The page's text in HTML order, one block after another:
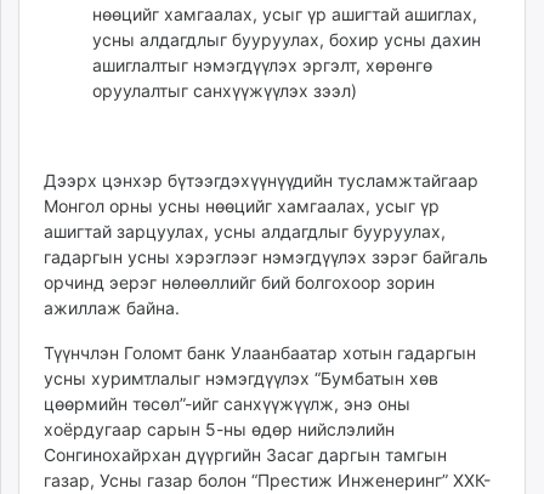
нөөцийг хамгаалах, усыг үр ашигтай ашиглах,
усны алдагдлыг бууруулах, бохир усны дахин
ашиглалтыг нэмэгдүүлэх эргэлт, хөрөнгө
оруулалтыг санхүүжүүлэх зээл)
Дээрх цэнхэр бүтээгдэхүүнүүдийн тусламжтайгаар
Монгол орны усны нөөцийг хамгаалах, усыг үр
ашигтай зарцуулах, усны алдагдлыг бууруулах,
гадаргын усны хэрэглээг нэмэгдүүлэх зэрэг байгаль
орчинд эерэг нөлөөллийг бий болгохоор зорин
ажиллаж байна.
Түүнчлэн Голомт банк Улаанбаатар хотын гадаргын
усны хуримтлалыг нэмэгдүүлэх “Бумбатын хөв
цөөрмийн төсөл”-ийг санхүүжүүлж, энэ оны
хоёрдугаар сарын 5-ны өдөр нийслэлийн
Сонгинохайрхан дүүргийн Засаг даргын тамгын
газар, Усны газар болон “Престиж Инженеринг” ХХК-